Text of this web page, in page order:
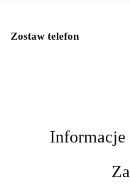
Zostaw telefon
Informacje